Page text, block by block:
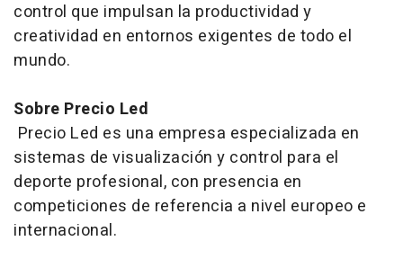
control que impulsan la productividad y
creatividad en entornos exigentes de todo el
mundo.
Sobre Precio Led
Precio Led es una empresa especializada en
sistemas de visualización y control para el
deporte profesional, con presencia en
competiciones de referencia a nivel europeo e
internacional.